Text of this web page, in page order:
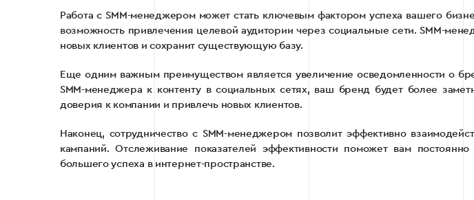
Работа с SMM-менеджером может стать ключевым фактором успеха вашего
возможность привлечения целевой аудитории через социальные сети. SMM-
новых клиентов и сохранит существующую базу.
Еще одним важным преимуществом является увеличение осведомленности о
SMM-менеджера к контенту в социальных сетях, ваш бренд будет более
доверия к компании и привлечь новых клиентов.
Наконец, сотрудничество с SMM-менеджером позволит эффективно
кампаний. Отслеживание показателей эффективности поможет вам
большего успеха в интернет-пространстве.